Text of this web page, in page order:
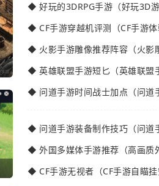
◆ 好玩的3DRPG手游（好玩3D游
◆ CF手游穿越机评测（CF手游体
◆ 火影手游雕像推荐阵容（火影
◆ 英雄联盟手游短匕（英雄联盟
◆ 问道手游时间战士加点（问道
◆ 问道手游装备制作技巧（问道
◆ 外国多媒体手游推荐（高画质
◆ CF手游无视者（CF手游自瞄挂